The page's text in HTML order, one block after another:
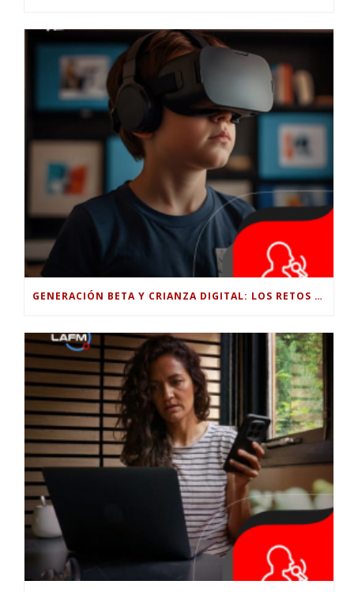
GENERACIÓN BETA Y CRIANZA DIGITAL: LOS RETOS DE CRIAR HIJOS EN LA ERA DE LA INTELIGENCIA ARTIFICIAL